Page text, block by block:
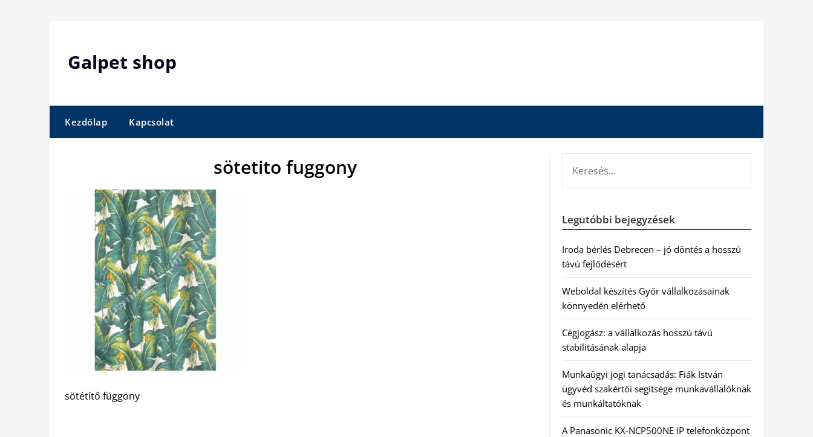
Galpet shop
Kezdőlap Kapcsolat
sötetito fuggony
sötétítő függöny
Legutóbbi bejegyzések
Iroda bérlés Debrecen – jó döntés a hosszú
távú fejlődésért
Weboldal készítés Győr vállalkozásainak
könnyedén elérhető
Cégjogász: a vállalkozás hosszú távú
stabilitásának alapja
Munkaügyi jogi tanácsadás: Fiák István
ügyvéd szakértői segítsége munkavállalóknak
és munkáltatóknak
A Panasonic KX-NCP500NE IP telefonközpont